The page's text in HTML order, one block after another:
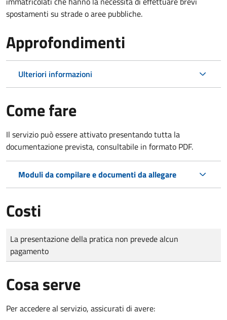
spostamenti su strade o aree pubbliche.
Approfondimenti
Ulteriori informazioni
Come fare
Il servizio può essere attivato presentando tutta la
documentazione prevista, consultabile in formato PDF.
Moduli da compilare e documenti da allegare
Costi
Tipo di pagamento
Importo
La presentazione della pratica non prevede alcun
pagamento
Cosa serve
Per accedere al servizio, assicurati di avere: